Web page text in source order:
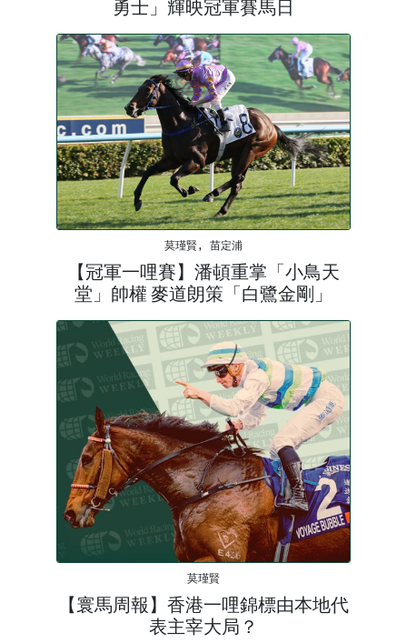
勇士」輝映冠軍賽馬日
莫瑾賢, 苗定浦
【冠軍一哩賽】潘頓重掌「小鳥天
堂」帥權 麥道朗策「白鷺金剛」
莫瑾賢
【寰馬周報】香港一哩錦標由本地代
表主宰大局？